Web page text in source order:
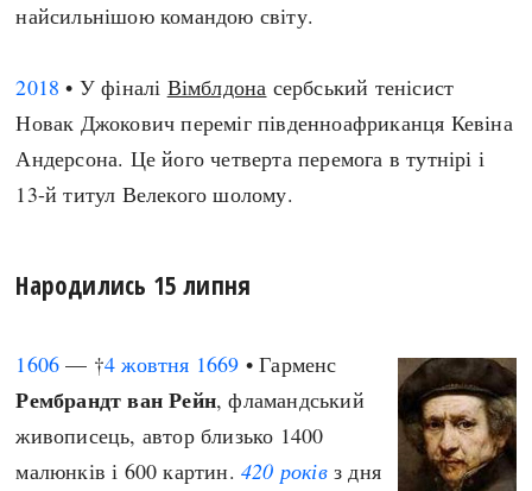
найсильнішою командою світу.
2018 • У фіналі Вімблдона сербський тенісист
Новак Джокович переміг південноафриканця Кевіна
Андерсона. Це його четверта перемога в тутнірі і
13-й титул Велекого шолому.
Народились 15 липня
1606 — †4 жовтня 1669 • Гарменс
Рембрандт ван Рейн, фламандський
живописець, автор близько 1400
малюнків і 600 картин.420 роківз дня